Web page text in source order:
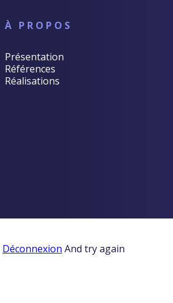
À PROPOS
Présentation
Références
Réalisations
Déconnexion And try again